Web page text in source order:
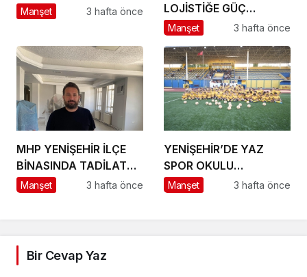
Manşet 3 hafta önce
LOJİSTİĞE GÜÇ
KATACAK ADIM
Manşet 3 hafta önce
MHP YENİŞEHİR İLÇE
BİNASINDA TADİLAT
BAŞLADI
Manşet 3 hafta önce
YENİŞEHİR’DE YAZ
SPOR OKULU
HEYECANI BAŞLADI
Manşet 3 hafta önce
Bir Cevap Yaz